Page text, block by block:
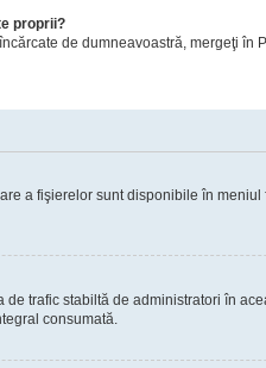
proprii?
de dumneavoastră, mergeţi în
a fişierelor sunt disponibile în
de trafic stabiltă de administratori în
consumată.